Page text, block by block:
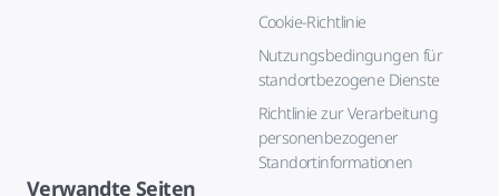
Cookie-Richtlinie
Nutzungsbedingungen für
standortbezogene Dienste
Richtlinie zur Verarbeitung
personenbezogener
Standortinformationen
Verwandte Seiten